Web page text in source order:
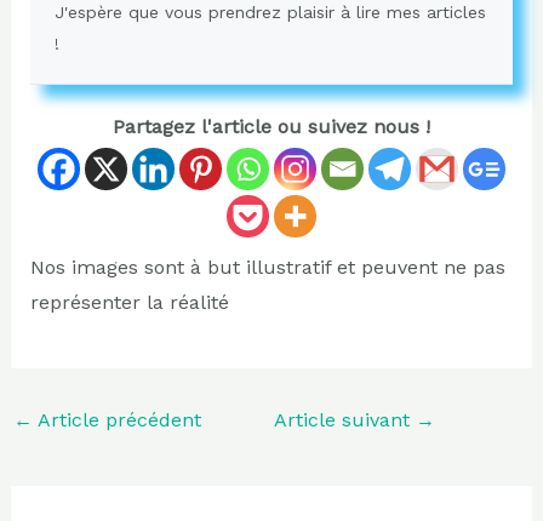
J'espère que vous prendrez plaisir à lire mes articles
!
Partagez l'article ou suivez nous !
Nos images sont à but illustratif et peuvent ne pas
représenter la réalité
← Article précédent Article suivant →